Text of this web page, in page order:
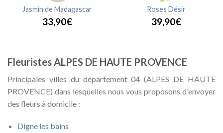
Jasmin de Madagascar
33,90€
Roses Désir
39,90€
Fleuristes ALPES DE HAUTE PROVENCE
Principales villes du département 04 (ALPES DE HAUTE
PROVENCE) dans lesquelles nous vous proposons d'envoyer
des fleurs à domicile :
Digne les bains